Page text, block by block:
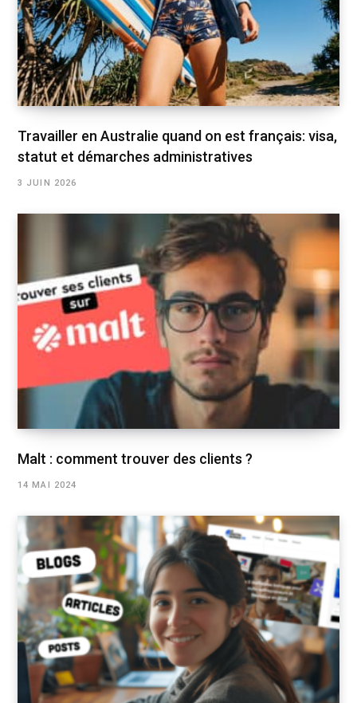
Travailler en Australie quand on est français: visa,
statut et démarches administratives
3 JUIN 2026
Malt : comment trouver des clients ?
14 MAI 2024